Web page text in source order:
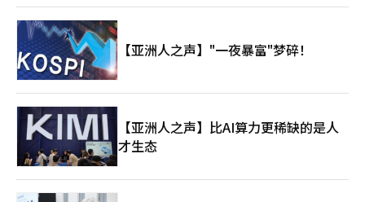
【亚洲人之声】"一夜暴富"梦碎！
【亚洲人之声】比AI算力更稀缺的是人
才生态